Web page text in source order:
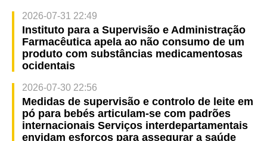
2026-07-31 22:49
Instituto para a Supervisão e Administração
Farmacêutica apela ao não consumo de um
produto com substâncias medicamentosas
ocidentais
2026-07-30 22:56
Medidas de supervisão e controlo de leite em
pó para bebés articulam-se com padrões
internacionais Serviços interdepartamentais
envidam esforços para assegurar a saúde